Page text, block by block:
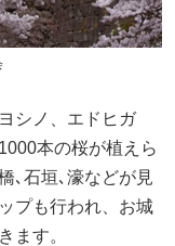
シノ、エドヒガ
本の桜が植えら
､石垣､濠などが見
プも行われ、お城
ます。